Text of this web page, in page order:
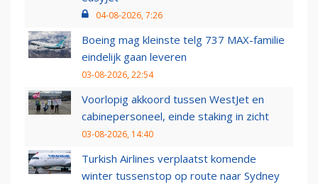
04-08-2026, 7:26
Boeing mag kleinste telg 737 MAX-familie
eindelijk gaan leveren
03-08-2026, 22:54
Voorlopig akkoord tussen WestJet en
cabinepersoneel, einde staking in zicht
03-08-2026, 14:40
Turkish Airlines verplaatst komende
winter tussenstop op route naar Sydney